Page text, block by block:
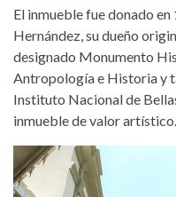
El inmueble fue donado
Hernández, su dueño
designado Monumento
Antropología e Historia y
Instituto Nacional de
inmueble de valor artístico.